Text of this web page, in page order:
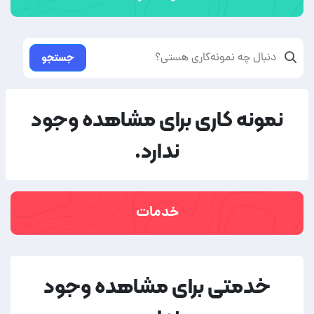
جستجو
نمونه کاری برای مشاهده وجود
ندارد.
خدمات
خدمتی برای مشاهده وجود